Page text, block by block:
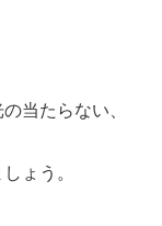
当たらない、
ょう。